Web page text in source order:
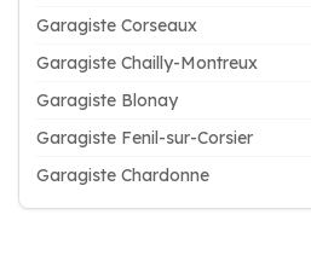
Garagiste Corseaux
Garagiste Chailly-Montreux
Garagiste Blonay
Garagiste Fenil-sur-Corsier
Garagiste Chardonne